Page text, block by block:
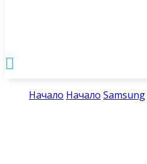

Начало Начало Samsung